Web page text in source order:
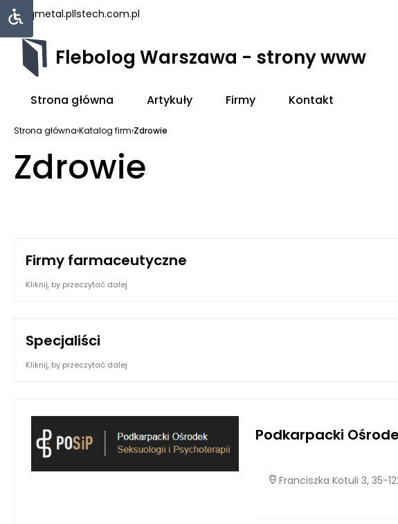
uniqmetal.pllstech.com.pl
Flebolog Warszawa - strony www
Strona główna Artykuły Firmy Kontakt
Strona główna›Katalog firm›Zdrowie
Zdrowie
Firmy farmaceutyczne
Kliknij, by przeczytać dalej
Specjaliści
Kliknij, by przeczytać dalej
Podkarpacki
Franciszka Kotuli 3, 35-